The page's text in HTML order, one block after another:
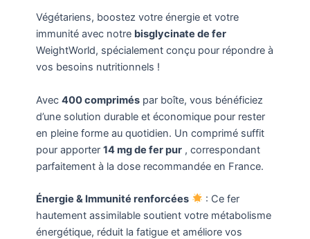
Végétariens, boostez votre énergie et votre
immunité avec notre bisglycinate de fer
WeightWorld, spécialement conçu pour répondre à
vos besoins nutritionnels !
Avec 400 compriméspar boîte, vous bénéficiez
d’une solution durable et économique pour rester
en pleine forme au quotidien. Un comprimé suffit
pour apporter 14 mg de fer pur, correspondant
parfaitement à la dose recommandée en France.
Énergie & Immunité renforcées
: Ce fer
hautement assimilable soutient votre métabolisme
énergétique, réduit la fatigue et améliore vos